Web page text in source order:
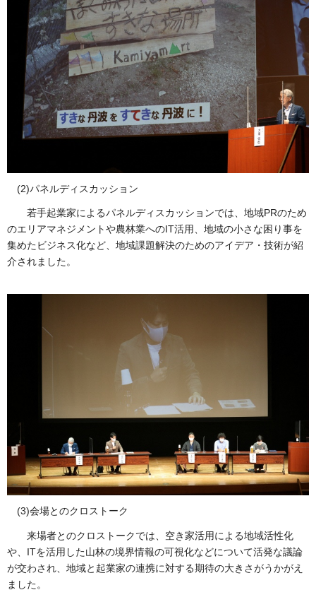
(2)パネルディスカッション
若手起業家によるパネルディスカッションでは、地域PRのため
のエリアマネジメントや農林業へのIT活用、地域の小さな困り事を
集めたビジネス化など、地域課題解決のためのアイデア・技術が紹
介されました。
(3)会場とのクロストーク
来場者とのクロストークでは、空き家活用による地域活性化
や、ITを活用した山林の境界情報の可視化などについて活発な議論
が交わされ、地域と起業家の連携に対する期待の大きさがうかがえ
ました。